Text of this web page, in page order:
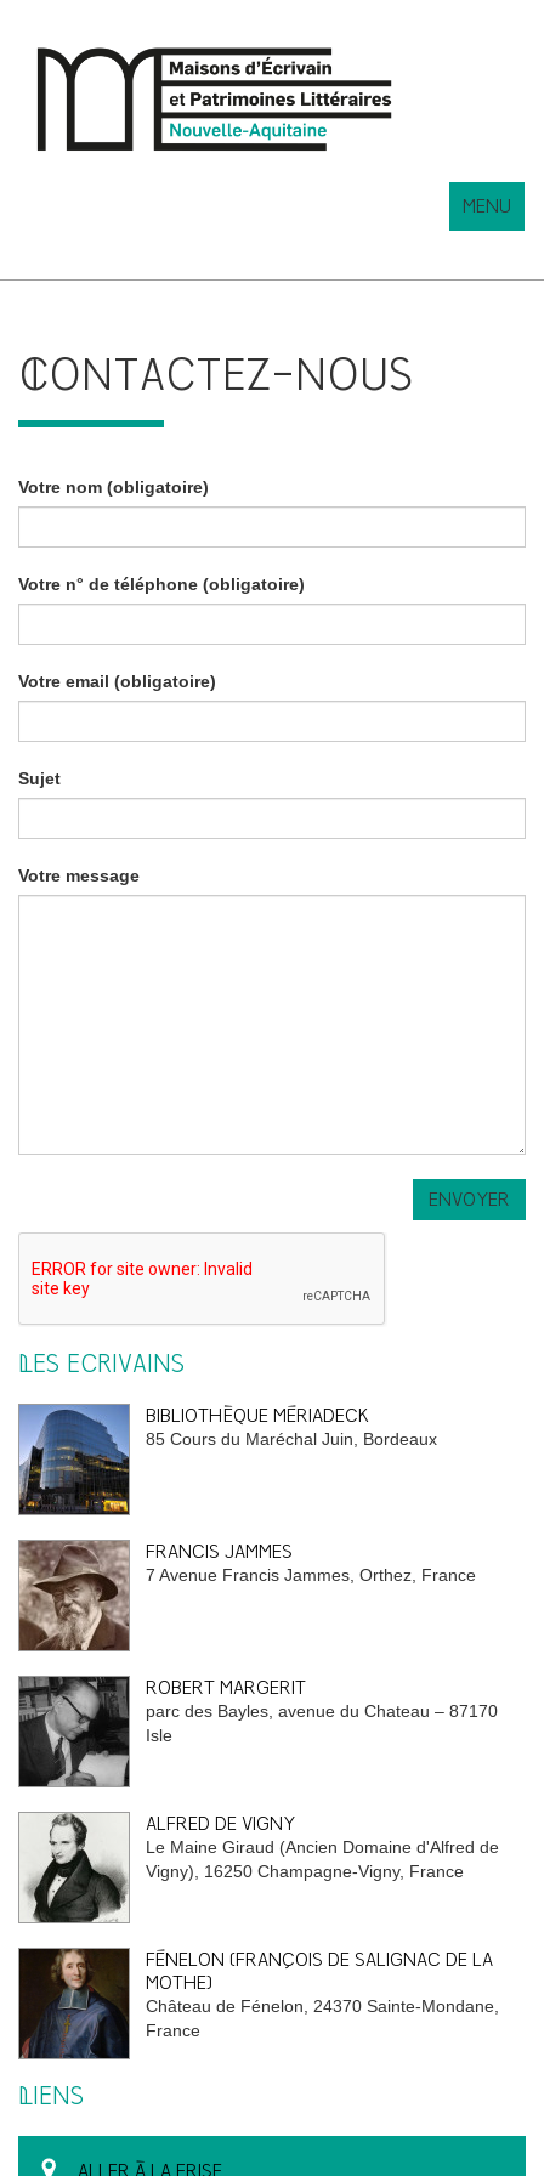
MENU
CONTACTEZ-NOUS
Votre nom (obligatoire)
Votre n° de téléphone (obligatoire)
Votre email (obligatoire)
Sujet
Votre message
LES ÉCRIVAINS
BIBLIOTHÈQUE MÉRIADECK
85 Cours du Maréchal Juin, Bordeaux
FRANCIS JAMMES
7 Avenue Francis Jammes, Orthez, France
ROBERT MARGERIT
parc des Bayles, avenue du Chateau – 87170
Isle
ALFRED DE VIGNY
Le Maine Giraud (Ancien Domaine d'Alfred de
Vigny), 16250 Champagne-Vigny, France
FÉNELON (FRANÇOIS DE SALIGNAC DE LA
MOTHE)
Château de Fénelon, 24370 Sainte-Mondane,
France
LIENS
ALLER À LA FRISE